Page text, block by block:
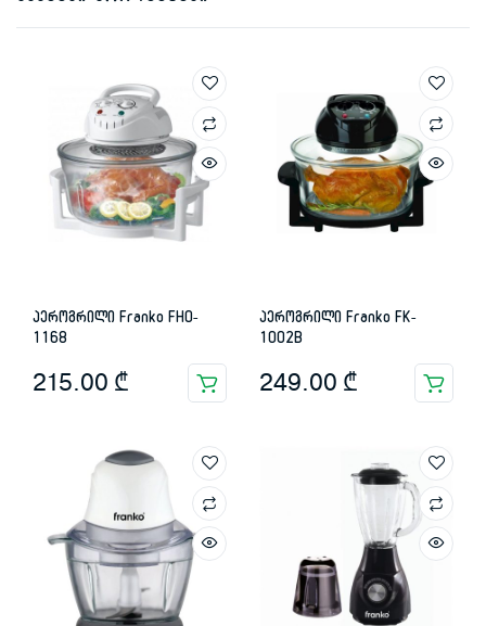
აეროგრილი Franko FHO-
1168
215.00 ₾
აეროგრილი Franko FK-
1002B
249.00 ₾